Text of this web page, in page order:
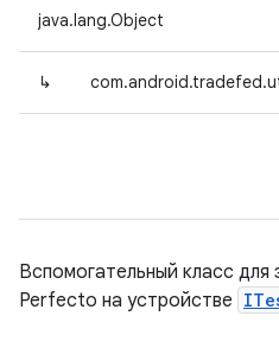
java.lang.Object
↳
Вспомогательный класс для
Perfecto на устройстве